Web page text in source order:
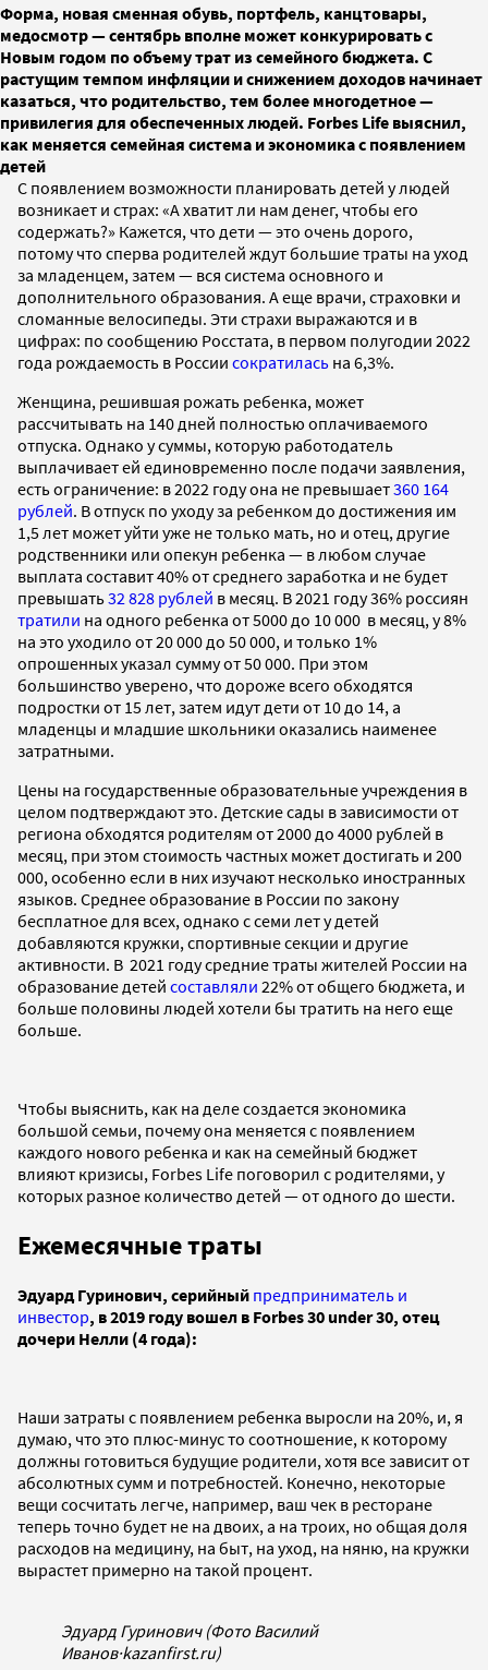
Форма, новая сменная обувь, портфель, канцтовары,
медосмотр — сентябрь вполне может конкурировать с
Новым годом по объему трат из семейного бюджета. С
растущим темпом инфляции и снижением доходов начинает
казаться, что родительство, тем более многодетное —
привилегия для обеспеченных людей. Forbes Life выяснил,
как меняется семейная система и экономика с появлением
детей
С появлением возможности планировать детей у людей
возникает и страх: «А хватит ли нам денег, чтобы его
содержать?» Кажется, что дети — это очень дорого,
потому что сперва родителей ждут большие траты на уход
за младенцем, затем — вся система основного и
дополнительного образования. А еще врачи, страховки и
сломанные велосипеды. Эти страхи выражаются и в
цифрах: по сообщению Росстата, в первом полугодии 2022
года рождаемость в России сократилась на 6,3%.
Женщина, решившая рожать ребенка, может
рассчитывать на 140 дней полностью оплачиваемого
отпуска. Однако у суммы, которую работодатель
выплачивает ей единовременно после подачи заявления,
есть ограничение: в 2022 году она не превышает360 164
рублей. В отпуск по уходу за ребенком до достижения им
1,5 лет может уйти уже не только мать, но и отец, другие
родственники или опекун ребенка — в любом случае
выплата составит 40% от среднего заработка и не будет
превышать32 828 рублей в месяц. В 2021 году 36% россиян
тратили на одного ребенка от 5000 до 10 000 в месяц, у 8%
на это уходило от 20 000 до 50 000, и только 1%
опрошенных указал сумму от 50 000. При этом
большинство уверено, что дороже всего обходятся
подростки от 15 лет, затем идут дети от 10 до 14, а
младенцы и младшие школьники оказались наименее
затратными.
Цены на государственные образовательные учреждения в
целом подтверждают это. Детские сады в зависимости от
региона обходятся родителям от 2000 до 4000 рублей в
месяц, при этом стоимость частных может достигать и 200
000, особенно если в них изучают несколько иностранных
языков. Среднее образование в России по закону
бесплатное для всех, однако с семи лет у детей
добавляются кружки, спортивные секции и другие
активности. В 2021 году средние траты жителей России на
образование детей составляли 22% от общего бюджета, и
больше половины людей хотели бы тратить на него еще
больше.
Чтобы выяснить, как на деле создается экономика
большой семьи, почему она меняется с появлением
каждого нового ребенка и как на семейный бюджет
влияют кризисы, Forbes Life поговорил с родителями, у
которых разное количество детей — от одного до шести.
Ежемесячные траты
Эдуард Гуринович, серийный предприниматель и
инвестор, в 2019 году вошел в Forbes 30 under 30, отец
дочери Нелли (4 года):
Наши затраты с появлением ребенка выросли на 20%, и, я
думаю, что это плюс-минус то соотношение, к которому
должны готовиться будущие родители, хотя все зависит от
абсолютных сумм и потребностей. Конечно, некоторые
вещи сосчитать легче, например, ваш чек в ресторане
теперь точно будет не на двоих, а на троих, но общая доля
расходов на медицину, на быт, на уход, на няню, на кружки
вырастет примерно на такой процент.
Эдуард Гуринович (Фото Василий
Иванов·kazanfirst.ru)